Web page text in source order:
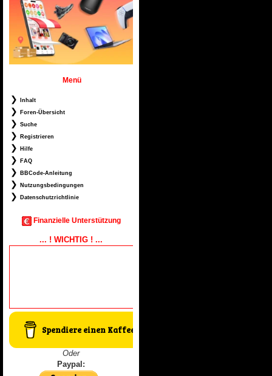
Menü
Inhalt
Foren-Übersicht
Suche
Registrieren
Hilfe
FAQ
BBCode-Anleitung
Nutzungsbedingungen
Datenschutzrichtlinie
Finanzielle Unterstützung
... ! WICHTIG ! ...
Spendiere einen Kaffee
Oder
Paypal: